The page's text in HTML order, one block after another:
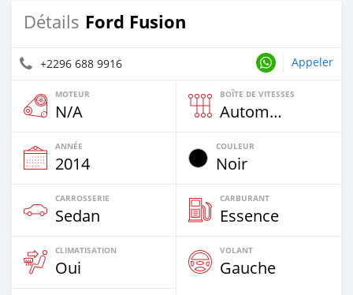
Détails Ford Fusion
+2296 688 9916 Appeler
MOTEUR
N/A
BOÎTE DE VITESSES
Automatique
ANNÉE
2014
COULEUR
Noir
CARROSSERIE
Sedan
CARBURANT
Essence
CLIMATISATION
Oui
VOLANT
Gauche